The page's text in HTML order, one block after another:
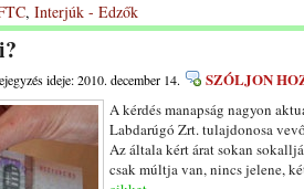
, Interjúk - Edzők
ideje: 2010. december 14. SZÓLJON
A kérdés manapság nagyon
Labdarúgó Zrt. tulajdonosa
Az általa kért árat sokan
csak múltja van, nincs jelene,